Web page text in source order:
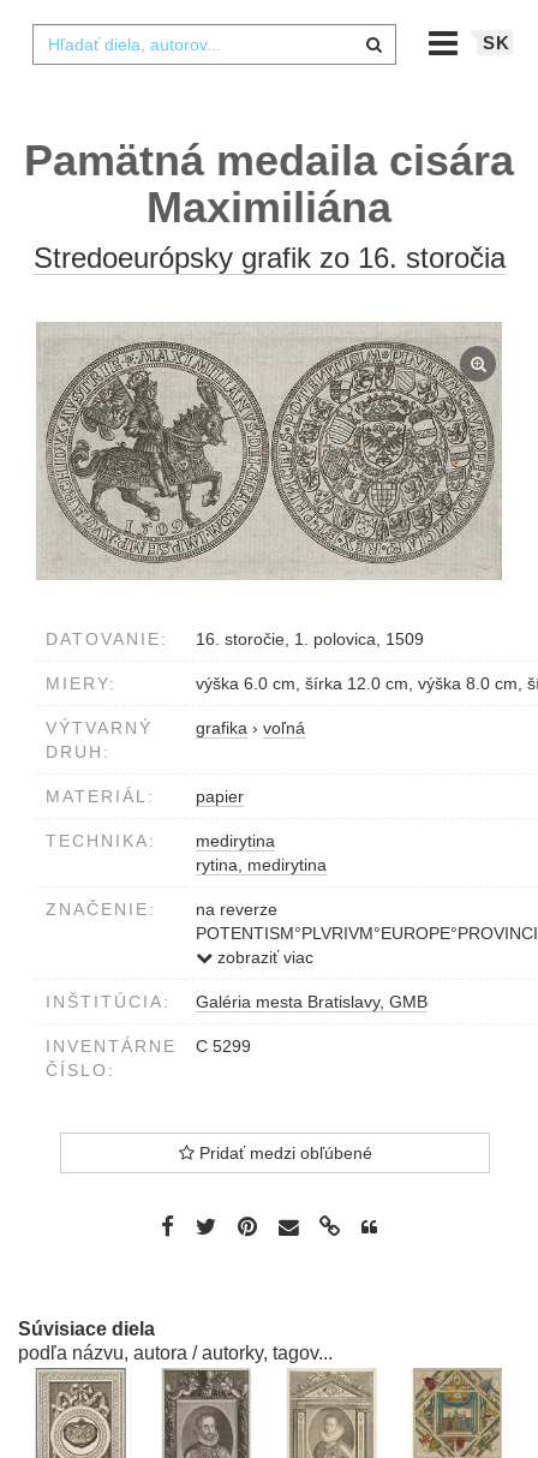
SK
Pamätná medaila cisára
Maximiliána
Stredoeurópsky grafik zo 16. storočia
DATOVANIE: 16. storočie, 1. polovica, 1509
MIERY: výška 6.0 cm, šírka 12.0 cm, výška 8.0 cm,
VÝTVARNÝ
DRUH:
grafika › voľná
MATERIÁL: papier
TECHNIKA:
medirytina
rytina, medirytina
ZNAČENIE:
na reverze
na averze
v strede vľavo 1509
zobraziť viac
INŠTITÚCIA: Galéria mesta Bratislavy, GMB
INVENTÁRNE
ČÍSLO:
C 5299
Pridať medzi obľúbené
Súvisiace diela
podľa názvu, autora / autorky, tagov...